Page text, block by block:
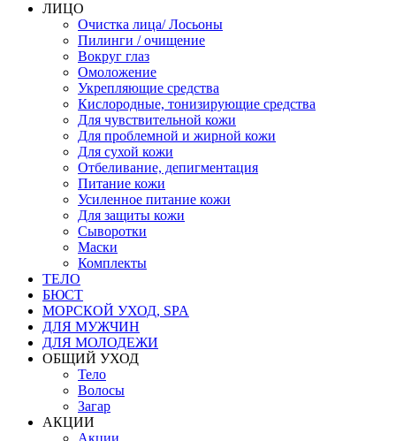
ЛИЦО
Очистка лица/ Лосьоны
Пилинги / очищение
Вокруг глаз
Омоложение
Укрепляющие средства
Кислородные, тонизирующие средства
Для чувствительной кожи
Для проблемной и жирной кожи
Для сухой кожи
Отбеливание, депигментация
Питание кожи
Усиленное питание кожи
Для защиты кожи
Сыворотки
Маски
Комплекты
ТЕЛО
БЮСТ
МОРСКОЙ УХОД, SPA
ДЛЯ МУЖЧИН
ДЛЯ МОЛОДЕЖИ
ОБЩИЙ УХОД
Тело
Волосы
Загар
АКЦИИ